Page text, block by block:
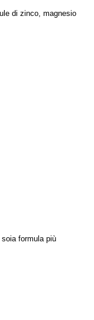
di zinco, magnesio
formula più